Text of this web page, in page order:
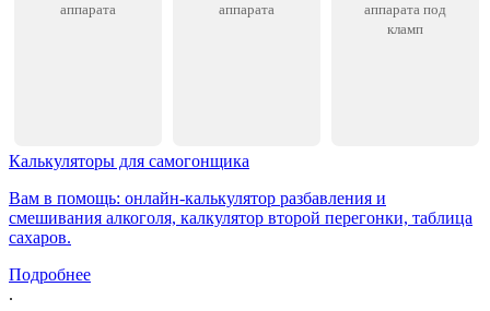
аппарата
аппарата
аппарата под
кламп
Калькуляторы для самогонщика
Вам в помощь: онлайн-калькулятор разбавления и
смешивания алкоголя, калкулятор второй перегонки, таблица
сахаров.
Подробнее
.